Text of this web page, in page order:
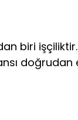
biri
doğrudan